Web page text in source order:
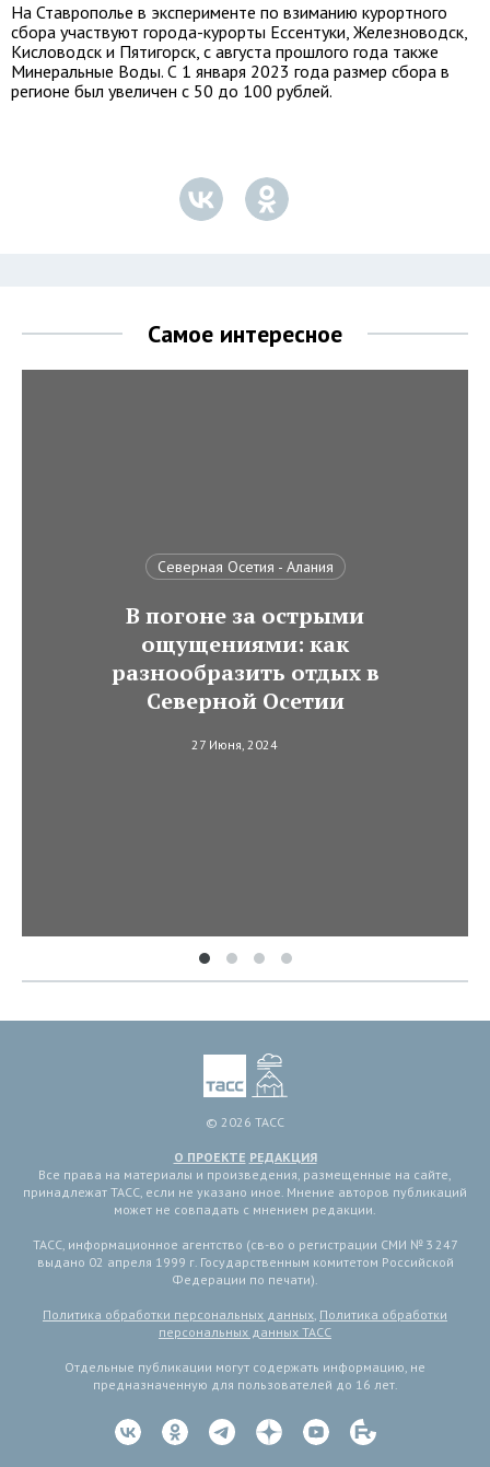
На Ставрополье в эксперименте по взиманию курортного
сбора участвуют города-курорты Ессентуки, Железноводск,
Кисловодск и Пятигорск, с августа прошлого года также
Минеральные Воды. С 1 января 2023 года размер сбора в
регионе был увеличен с 50 до 100 рублей.
Самое интересное
Северная Осетия - Алания
В погоне за острыми
ощущениями: как
разнообразить отдых в
Северной Осетии
27 Июня, 2024
© 2026 ТАСС
О ПРОЕКТЕ РЕДАКЦИЯ
Все права на материалы и произведения, размещенные на сайте,
принадлежат ТАСС, если не указано иное. Мнение авторов публикаций
может не совпадать с мнением редакции.
ТАСС, информационное агентство (св-во о регистрации СМИ № 3 247
выдано 02 апреля 1999 г. Государственным комитетом Российской
Федерации по печати).
Политика обработки персональных данных, Политика обработки
персональных данных ТАСС
Отдельные публикации могут содержать информацию, не
предназначенную для пользователей до 16 лет.